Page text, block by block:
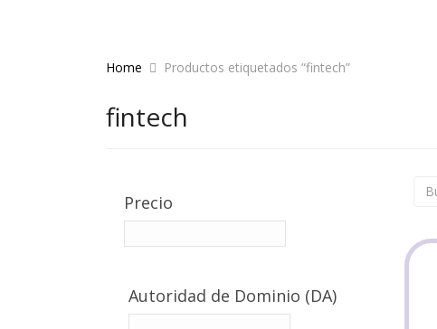
Home Productos etiquetados “fintech”
fintech
Precio
Autoridad de Dominio (DA)